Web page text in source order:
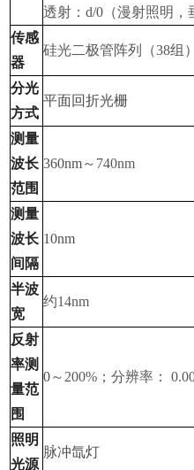
透射：d/0 （漫射照明，
传感
器
硅光二极管阵列（38组）
分光
方式
平面回折光栅
测量
波长
范围
360nm～ 740nm
测量
波长
间隔
10nm
半波
宽
约14nm
反射
率测
量范
围
0～ 200% ；分辨率：
照明
光源
脉冲氙灯